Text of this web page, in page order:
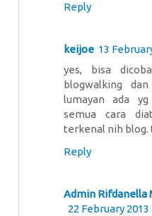
Reply
keijoe 13
yes, bisa
blogwalking
lumayan ada
semua cara
terkenal nih blog.
Reply
Admin Rifdanella
22 February 2013